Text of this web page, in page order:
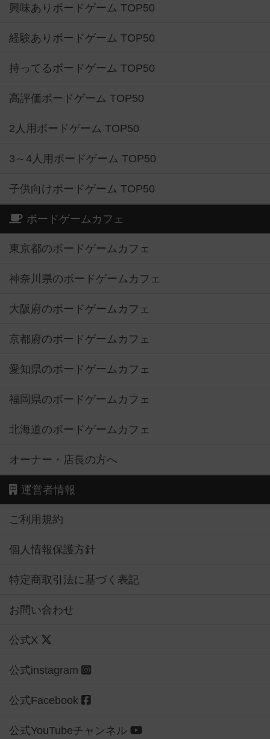
興味ありボードゲーム TOP50
経験ありボードゲーム TOP50
持ってるボードゲーム TOP50
高評価ボードゲーム TOP50
2人用ボードゲーム TOP50
3～4人用ボードゲーム TOP50
子供向けボードゲーム TOP50
ボードゲームカフェ
東京都のボードゲームカフェ
神奈川県のボードゲームカフェ
大阪府のボードゲームカフェ
京都府のボードゲームカフェ
愛知県のボードゲームカフェ
福岡県のボードゲームカフェ
北海道のボードゲームカフェ
オーナー・店長の方へ
運営者情報
ご利用規約
個人情報保護方針
特定商取引法に基づく表記
お問い合わせ
公式X
公式instagram
公式Facebook
公式YouTubeチャンネル